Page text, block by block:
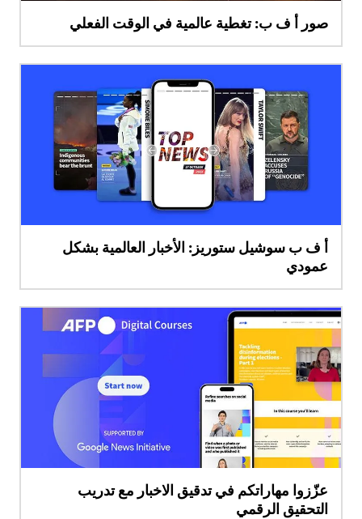
صور أ ف ب: تغطية عالمية في الوقت الفعلي
أ ف ب سوشيل ستوريز: الأخبار العالمية بشكل
عمودي
عزّزوا مهاراتكم في تدقيق الاخبار مع تدريب
التحقيق الرقمي